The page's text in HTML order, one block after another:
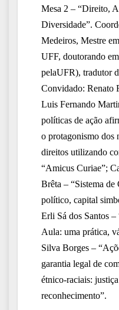
Mesa 2 – “Direito,
Diversidade”.
Medeiros, Mestre
UFF, doutorando
pelaUFR), tradutor
Convidado: Renato
Luis Fernando
políticas de ação
o protagonismo dos
direitos utilizando
“Amicus Curiae”;
Brêta – “Sistema de
político, capital
Erli Sá dos Santos
Aula: uma prática,
Silva Borges –
garantia legal de
étnico-raciais:
reconhecimento”.